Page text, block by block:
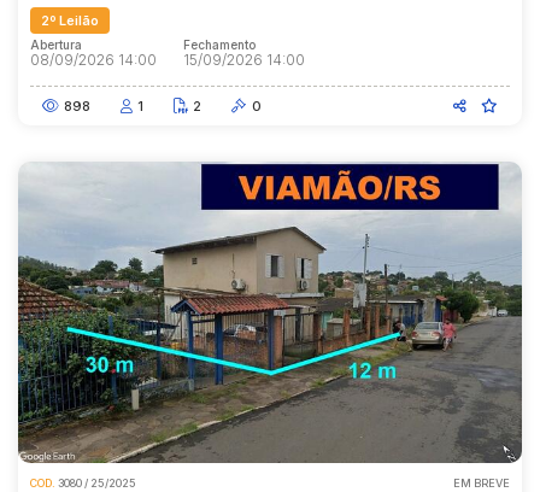
2º Leilão
Abertura
08/09/2026 14:00
Fechamento
15/09/2026 14:00
898 1 2 0
COD. 3080 / 25/2025 EM BREVE